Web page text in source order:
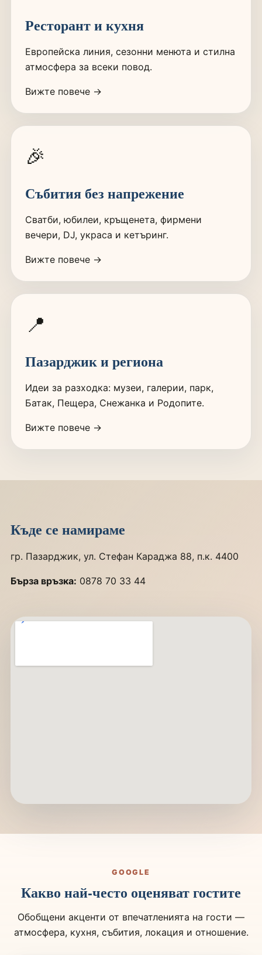
Ресторант и кухня
Европейска линия, сезонни менюта и стилна
атмосфера за всеки повод.
Вижте повече →
🎉
Събития без напрежение
Сватби, юбилеи, кръщенета, фирмени
вечери, DJ, украса и кетъринг.
Вижте повече →
📍
Пазарджик и региона
Идеи за разходка: музеи, галерии, парк,
Батак, Пещера, Снежанка и Родопите.
Вижте повече →
Къде се намираме
гр. Пазарджик, ул. Стефан Караджа 88, п.к. 4400
Бърза връзка: 0878 70 33 44
GOOGLE
Какво най-често оценяват гостите
Обобщени акценти от впечатленията на гости —
атмосфера, кухня, събития, локация и отношение.